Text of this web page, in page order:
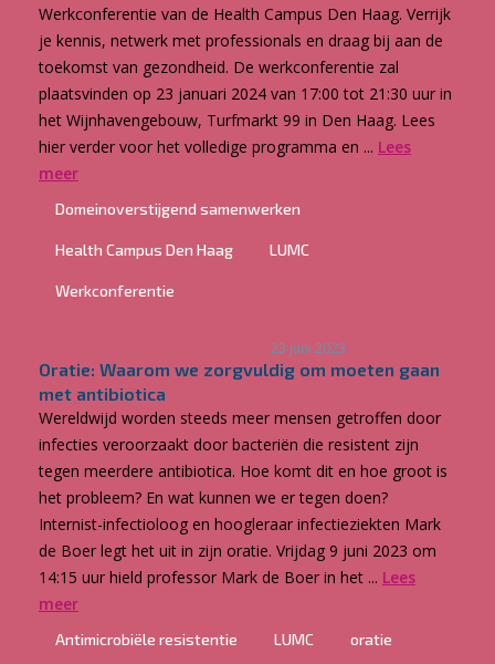
Werkconferentie van de Health Campus Den Haag. Verrijk
je kennis, netwerk met professionals en draag bij aan de
toekomst van gezondheid. De werkconferentie zal
plaatsvinden op 23 januari 2024 van 17:00 tot 21:30 uur in
het Wijnhavengebouw, Turfmarkt 99 in Den Haag. Lees
hier verder voor het volledige programma en ... Lees
meer
Domeinoverstijgend samenwerken
Health Campus Den Haag LUMC
Werkconferentie
23 juni 2023
Oratie: Waarom we zorgvuldig om moeten gaan
met antibiotica
Wereldwijd worden steeds meer mensen getroffen door
infecties veroorzaakt door bacteriën die resistent zijn
tegen meerdere antibiotica. Hoe komt dit en hoe groot is
het probleem? En wat kunnen we er tegen doen?
Internist-infectioloog en hoogleraar infectieziekten Mark
de Boer legt het uit in zijn oratie. Vrijdag 9 juni 2023 om
14:15 uur hield professor Mark de Boer in het ... Lees
meer
Antimicrobiële resistentie LUMC oratie